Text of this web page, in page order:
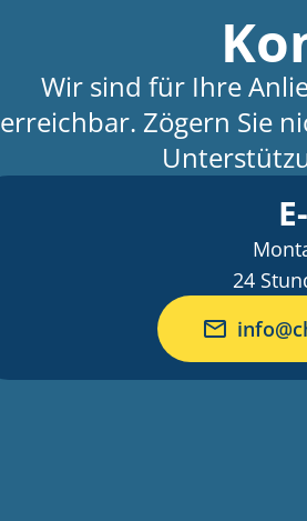
Wir sind für Ihre
erreichbar. Zögern Sie
24
mail